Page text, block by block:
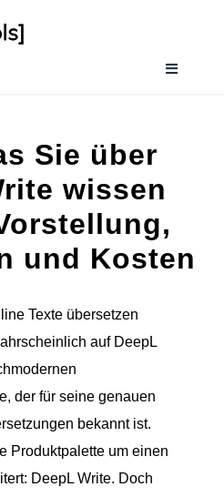
Toggle
Sie über
wissen
und Kosten
Texte übersetzen
auf DeepL
der für seine genauen
bekannt ist.
Produktpalette um einen
DeepL Write. Doch